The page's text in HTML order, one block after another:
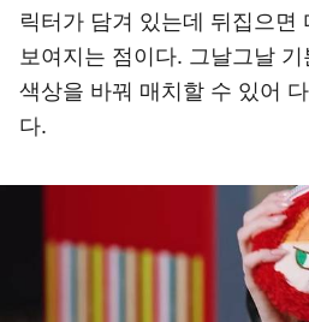
릭터가 담겨 있는데 뒤집으면
보여지는 점이다. 그날그날
색상을 바꿔 매치할 수 있어
다.